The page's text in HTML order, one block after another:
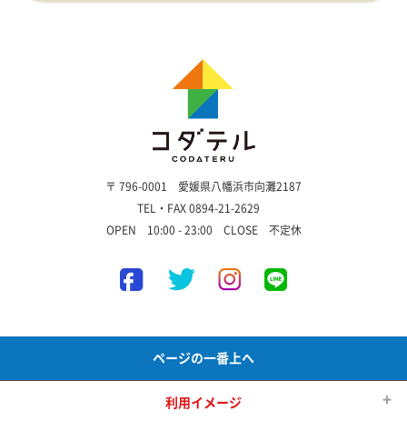
〒 796-0001 愛媛県八幡浜市向灘2187
TEL・FAX 0894-21-2629
OPEN 10:00 - 23:00 CLOSE 不定休
ページの一番上へ
利用イメージ